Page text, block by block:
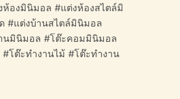
องมินิมอล #แต่งห้องสไตล์มิ
#แต่งบ้านสไตล์มินิมอล
นมินิมอล #โต๊ะคอมมินิมอล
โต๊ะทำงานไม้ #โต๊ะทำงาน